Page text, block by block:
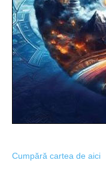
Cumpără cartea de aici